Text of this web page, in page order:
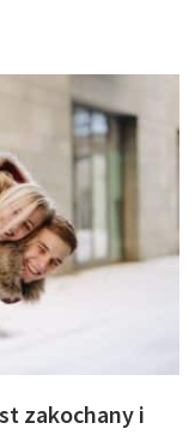
zakochany i